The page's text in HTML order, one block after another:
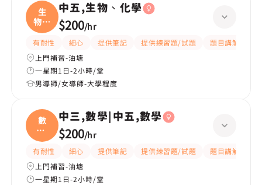
生
物、
化學
中五,生物、化學
$200/hr
有耐性 細心 提供筆記 提供練習題/試題 題目講解
上門補習-油塘
一星期1日-2小時/堂
男導師/女導師-大學程度
數
學|
中五
中三,數學|中五,數學
$200/hr
有耐性 細心 提供筆記 提供練習題/試題 題目講解
上門補習-油塘
一星期1日-2小時/堂